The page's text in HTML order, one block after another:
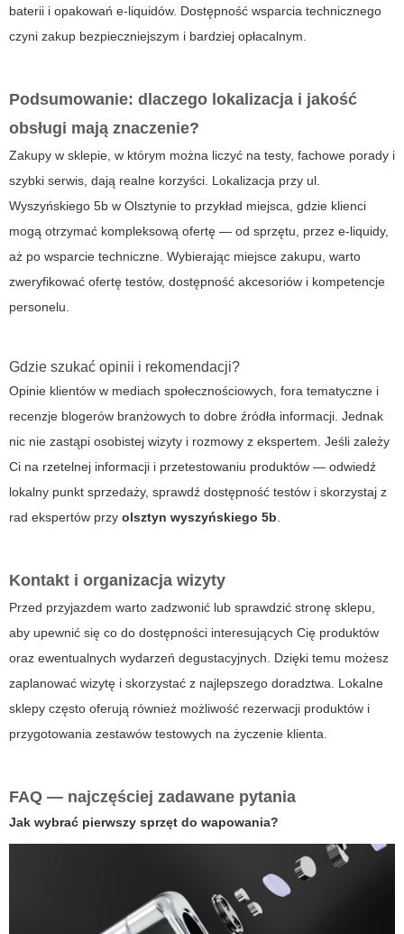
baterii i opakowań e-liquidów. Dostępność wsparcia technicznego
czyni zakup bezpieczniejszym i bardziej opłacalnym.
Podsumowanie: dlaczego lokalizacja i jakość
obsługi mają znaczenie?
Zakupy w sklepie, w którym można liczyć na testy, fachowe porady i
szybki serwis, dają realne korzyści. Lokalizacja przy ul.
Wyszyńskiego 5b w Olsztynie to przykład miejsca, gdzie klienci
mogą otrzymać kompleksową ofertę — od sprzętu, przez e-liquidy,
aż po wsparcie techniczne. Wybierając miejsce zakupu, warto
zweryfikować ofertę testów, dostępność akcesoriów i kompetencje
personelu.
Gdzie szukać opinii i rekomendacji?
Opinie klientów w mediach społecznościowych, fora tematyczne i
recenzje blogerów branżowych to dobre źródła informacji. Jednak
nic nie zastąpi osobistej wizyty i rozmowy z ekspertem. Jeśli zależy
Ci na rzetelnej informacji i przetestowaniu produktów — odwiedź
lokalny punkt sprzedaży, sprawdź dostępność testów i skorzystaj z
rad ekspertów przy olsztyn wyszyńskiego 5b.
Kontakt i organizacja wizyty
Przed przyjazdem warto zadzwonić lub sprawdzić stronę sklepu,
aby upewnić się co do dostępności interesujących Cię produktów
oraz ewentualnych wydarzeń degustacyjnych. Dzięki temu możesz
zaplanować wizytę i skorzystać z najlepszego doradztwa. Lokalne
sklepy często oferują również możliwość rezerwacji produktów i
przygotowania zestawów testowych na życzenie klienta.
FAQ — najczęściej zadawane pytania
Jak wybrać pierwszy sprzęt do wapowania?